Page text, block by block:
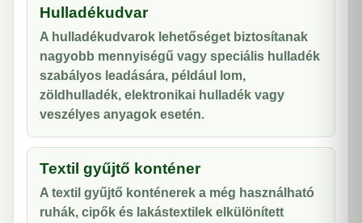
Hulladékudvar
A hulladékudvarok lehetőséget biztosítanak
nagyobb mennyiségű vagy speciális hulladék
szabályos leadására, például lom,
zöldhulladék, elektronikai hulladék vagy
veszélyes anyagok esetén.
Textil gyűjtő konténer
A textil gyűjtő konténerek a még használható
ruhák, cipők és lakástextilek elkülönített